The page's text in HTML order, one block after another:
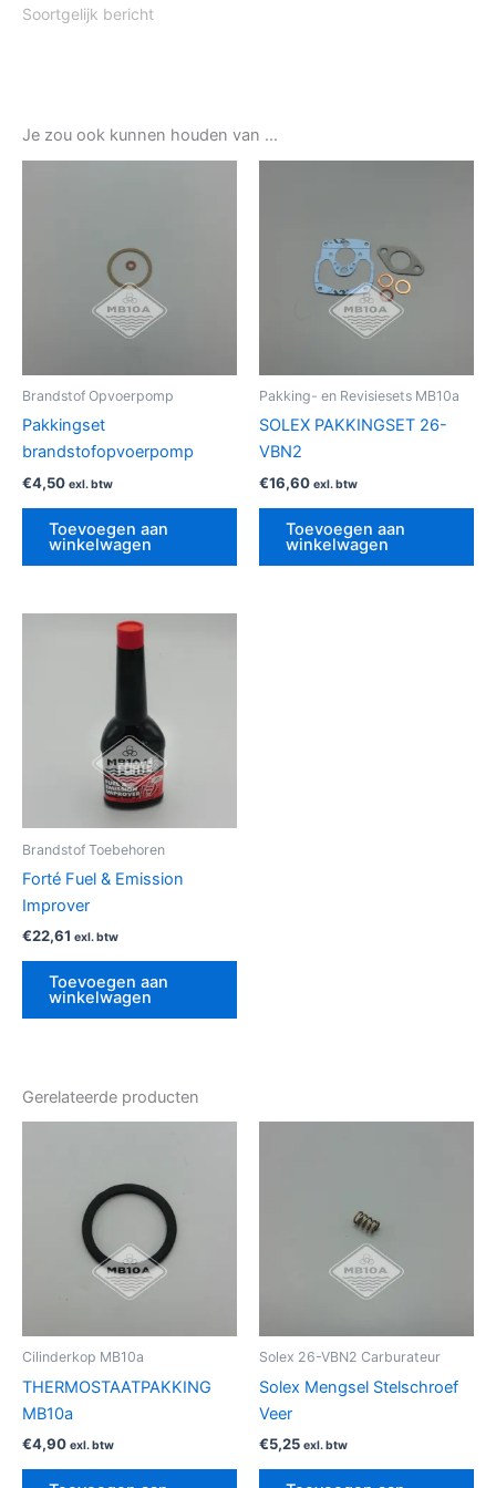
Soortgelijk bericht
Je zou ook kunnen houden van …
Brandstof Opvoerpomp
Pakkingset
brandstofopvoerpomp
€4,50 exl. btw
Toevoegen aan
winkelwagen
Pakking- en Revisiesets MB10a
SOLEX PAKKINGSET 26-
VBN2
€16,60 exl. btw
Toevoegen aan
winkelwagen
Brandstof Toebehoren
Forté Fuel & Emission
Improver
€22,61 exl. btw
Toevoegen aan
winkelwagen
Gerelateerde producten
Cilinderkop MB10a
THERMOSTAATPAKKING
MB10a
€4,90 exl. btw
Solex 26-VBN2 Carburateur
Solex Mengsel Stelschroef
Veer
€5,25 exl. btw